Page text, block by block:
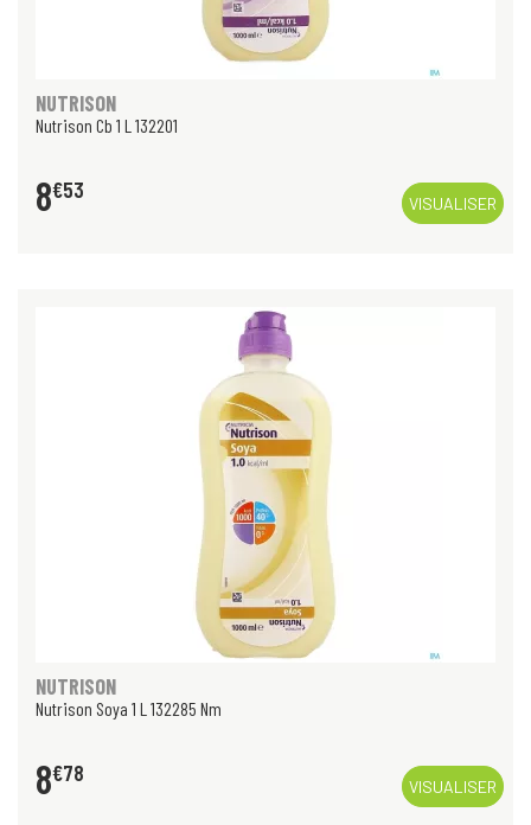
NUTRISON
Nutrison Cb 1 L 132201
8€53
VISUALISER
NUTRISON
Nutrison Soya 1 L 132285 Nm
8€78
VISUALISER